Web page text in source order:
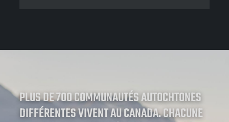
PLUS DE 700 COMMUNAUTÉS AUTOCHTONES
DIFFÉRENTES VIVENT AU CANADA. CHACUNE